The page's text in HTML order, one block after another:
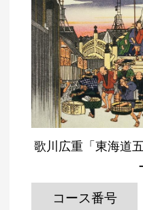
歌川広重「東海道
コース番号